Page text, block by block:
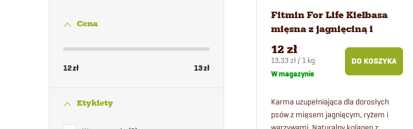
Cena
12zł 13zł
Etykiety
Fitmin For Life Kiełbasa
mięsna z jagnięciną i
warzywami dla psów 900 g
12 zł
Cena
jednostkowa:
13,33 zł / 1 kg
W magazynie
DO KOSZYKA
Karma uzupełniająca dla dorosłych
psów z mięsem jagnięcym, ryżem i